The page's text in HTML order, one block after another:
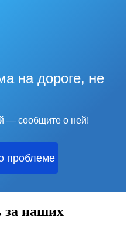
на дороге, не
— сообщите о ней!
проблеме
за наших